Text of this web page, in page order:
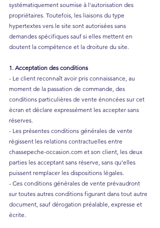
systématiquement soumise à l'autorisation des
propriétaires. Toutefois, les liaisons du type
hypertextes vers le site sont autorisées sans
demandes spécifiques sauf si elles mettent en
doutent la compétence et la droiture du site.
1. Acceptation des conditions
- Le client reconnaît avoir pris connaissance, au
moment de la passation de commande, des
conditions particulières de vente énoncées sur cet
écran et déclare expressément les accepter sans
réserves.
- Les présentes conditions générales de vente
régissent les relations contractuelles entre
chassepeche-occasion.com et son client, les deux
parties les acceptant sans réserve, sans qu’elles
puissent remplacer les dispositions légales.
- Ces conditions générales de vente prévaudront
sur toutes autres conditions figurant dans tout autre
document, sauf dérogation préalable, expresse et
écrite.